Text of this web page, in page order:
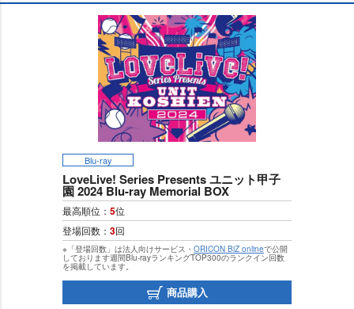
t
e
Blu-ray
LoveLive! Series Presents ユニット甲子
園 2024 Blu-ray Memorial BOX
最高順位： 5位
登場回数： 3回
※「登場回数」は法人向けサービス・ ORICON BiZ onlineで公開
しております週間Blu-rayランキングTOP300のランクイン回数
を掲載しています。
商品購入